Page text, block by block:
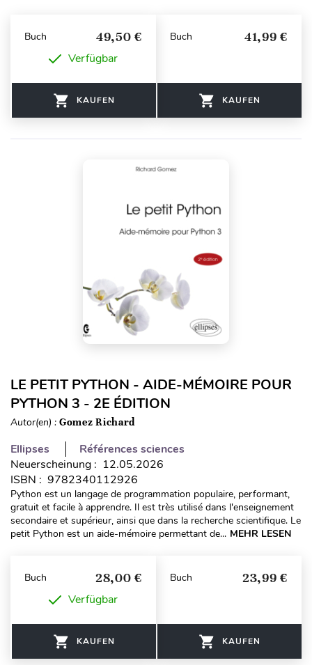
Buch 49,50 €
Verfügbar
KAUFEN
Buch 41,99 €
KAUFEN
LE PETIT PYTHON - AIDE-MÉMOIRE POUR
PYTHON 3 - 2E ÉDITION
Autor(en) : Gomez Richard
Ellipses
Références sciences
Neuerscheinung : 12.05.2026
ISBN : 9782340112926
Python est un langage de programmation populaire, performant,
gratuit et facile à apprendre. Il est très utilisé dans l'enseignement
secondaire et supérieur, ainsi que dans la recherche scientifique. Le
petit Python est un aide-mémoire permettant de... MEHR LESEN
Buch 28,00 €
Verfügbar
KAUFEN
Buch 23,99 €
KAUFEN